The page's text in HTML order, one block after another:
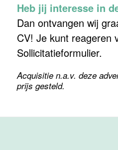
Heb jij interesse in
Dan ontvangen wij
CV! Je kunt reageren
Sollicitatieformulier.
Acquisitie n.a.v. deze
prijs gesteld.